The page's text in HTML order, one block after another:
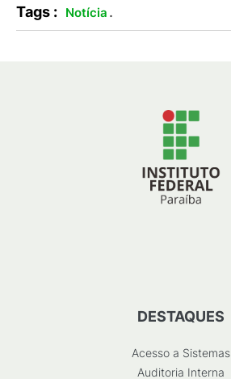
Tags : Notícia .
DESTAQUES
Acesso a Sistemas
Auditoria Interna